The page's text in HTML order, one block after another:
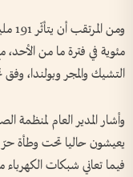
مئوية في فترة ما من
التشيك والمجر وبولندا،
وأشار المدير العام لمنظمة
يعيشون حاليا تحت وطأة حرّ
فيما تعاني شبكات